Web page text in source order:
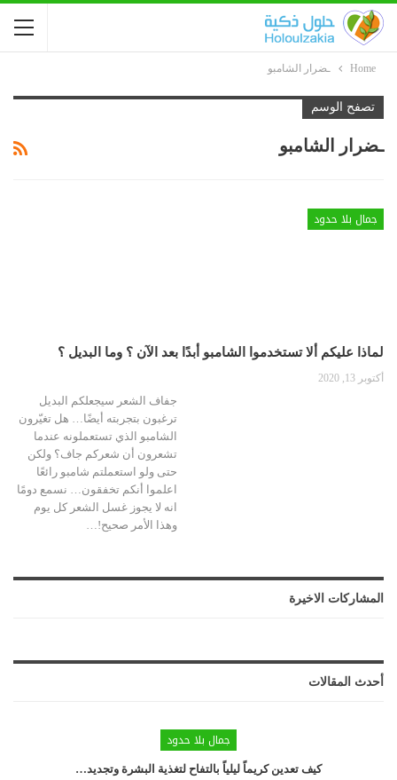
Home ـضرار الشامبو
تصفح الوسم
ـضرار الشامبو
جمال بلا حدود
لماذا عليكم ألا تستخدموا الشامبو أبدًا بعد الآن ؟ وما البديل ؟
أكتوبر 13, 2020
جفاف الشعر سيجعلكم البديل
ترغبون بتجربته أيضًا… هل تغيّرون
الشامبو الذي تستعملونه عندما
تشعرون أن شعركم جاف؟ ولكن
حتى ولو استعملتم شامبو رائعًا
اعلموا أنكم تخفقون… نسمع دومًا
انه لا يجوز غسل الشعر كل يوم
وهذا الأمر صحيح!…
المشاركات الاخيرة
أحدث المقالات
جمال بلا حدود
كيف تعدين كريماً ليلياً بالتفاح لتغذية البشرة وتجديد…